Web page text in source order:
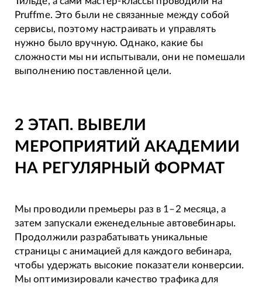
Pruffme. Это были не связанные между собой
сервисы, поэтому настраивать и управлять
нужно было вручную. Однако, какие бы
сложности мы ни испытывали, они не помешали
выполнению поставленной цели.
2 ЭТАП. ВЫВЕЛИ
МЕРОПРИЯТИЙ АКАДЕМИИ
НА РЕГУЛЯРНЫЙ ФОРМАТ
Мы проводили премьеры раз в 1–2 месяца, а
затем запускали еженедельные автовебинары.
Продолжили разрабатывать уникальные
страницы с анимацией для каждого вебинара,
чтобы удержать высокие показатели конверсии.
Мы оптимизировали качество трафика для